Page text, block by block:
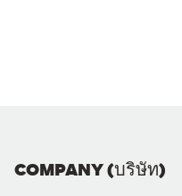
COMPANY (บริษัท)